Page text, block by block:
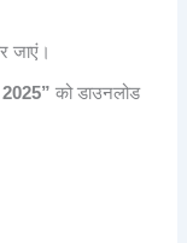
जाएं।
को डाउनलोड